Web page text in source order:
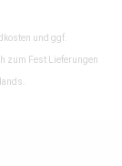
und ggf.
zum Fest Lieferungen